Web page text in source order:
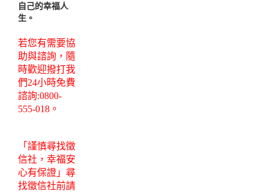
自己的幸福人
生。
若您有需要協
助與諮詢，隨
時歡迎撥打我
們24小時免費
諮詢:0800-
555-018。
「謹慎尋找徵
信社，幸福安
心有保證」尋
找徵信社前請